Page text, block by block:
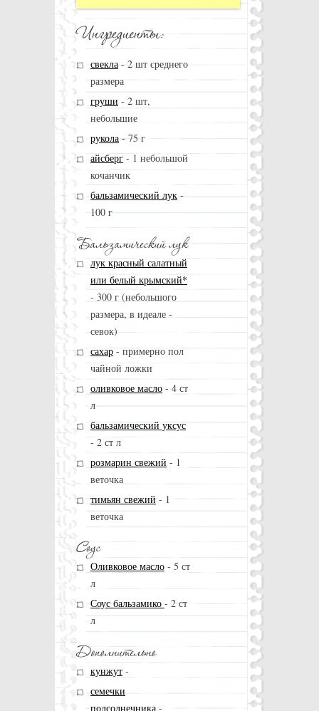
свекла- 2 шт среднего
размера
груши - 2 шт,
небольшие
рукола-75 г
айсберг-1 небольшой
кочанчик
бальзамический лук-
100 г
лук красный салатный
или белый крымский*
- 300 г (небольшого
размера, в идеале -
севок)
сахар-примерно пол
чайной ложки
оливковое масло- 4 ст
л
бальзамический уксус
- 2 ст л
розмарин свежий - 1
веточка
тимьян свежий- 1
веточка
Оливковое масло- 5 ст
л
Соус бальзамико - 2 ст
л
кунжут-
семечки
подсолнечника-